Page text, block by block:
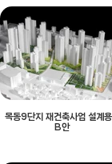
목동9단지 재건축사업 설계
B안